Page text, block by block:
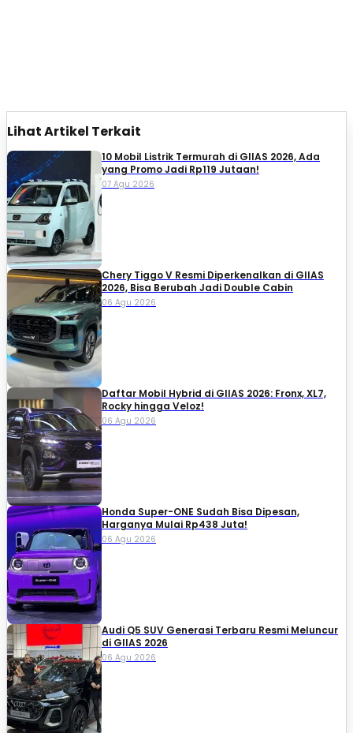
Lihat Artikel Terkait
10 Mobil Listrik Termurah di GIIAS 2026, Ada
yang Promo Jadi Rp119 Jutaan!
07 Agu 2026
Chery Tiggo V Resmi Diperkenalkan di GIIAS
2026, Bisa Berubah Jadi Double Cabin
06 Agu 2026
Daftar Mobil Hybrid di GIIAS 2026: Fronx, XL7,
Rocky hingga Veloz!
06 Agu 2026
Honda Super-ONE Sudah Bisa Dipesan,
Harganya Mulai Rp438 Juta!
06 Agu 2026
Audi Q5 SUV Generasi Terbaru Resmi Meluncur
di GIIAS 2026
06 Agu 2026